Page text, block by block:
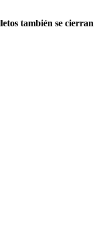
también se cierran